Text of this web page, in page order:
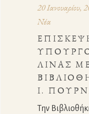
20 Ιανουαρίου,
Νέα
ΛΊΝΑΣ
Ι.
Την